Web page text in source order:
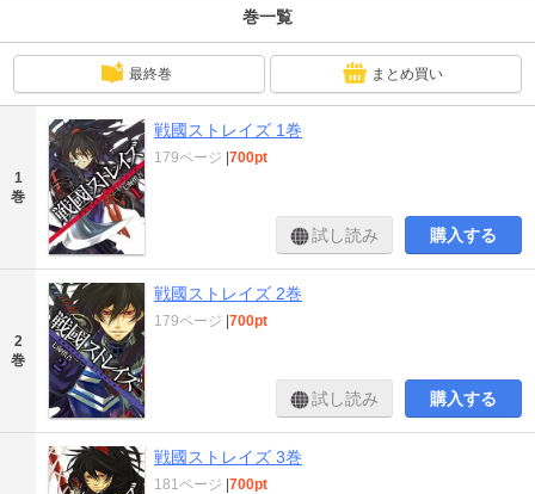
巻一覧
最終巻 まとめ買い
1
巻
戦國ストレイズ 1巻
179ページ |700pt
試し読み 購入する
2
巻
戦國ストレイズ 2巻
179ページ |700pt
試し読み 購入する
戦國ストレイズ 3巻
181ページ |700pt